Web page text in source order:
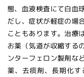
態、血液検査にて白血
だし、症状が軽症の場
こともあります。治療
お薬（気道が収縮する
ンターフェロン製剤な
薬、去痰剤、長期化